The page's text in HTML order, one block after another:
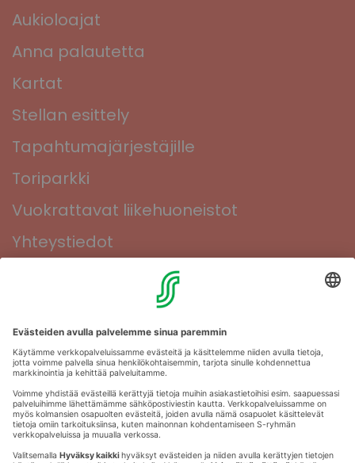
Aukioloajat
Anna palautetta
Kartat
Stellan esittely
Tapahtumajärjestäjille
Toriparkki
Vuokrattavat liikehuoneistot
Yhteystiedot
Muuta evästeasetuksia & evästeinformaatio